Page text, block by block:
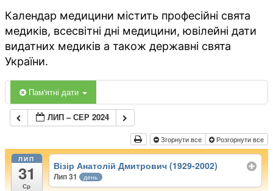
Календар медицини містить професійні свята
медиків, всесвітні дні медицини, ювілейні дати
видатних медиків а також державні свята
України.
Пам'ятні дати
ЛИП – СЕР 2024
Згорнути все Розгорнути все
ЛИП
31
Ср
Візір Анатолій Дмитрович (1929-2002)
Лип 31 день